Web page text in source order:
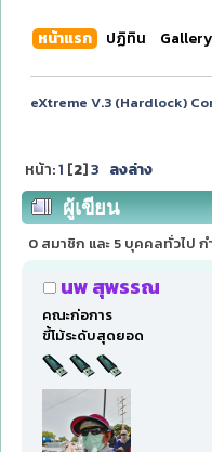
หน้าแรก ปฏิทิน Gallery
eXtreme V.3 (Hardlock)
หน้า:1 [2]3 ลงล่าง
ผู้เขียน
0 สมาชิก และ 5 บุคคลทั่วไป
นพ สุพรรณ
คณะก่อการ
ขี้โม้ระดับสุดยอด